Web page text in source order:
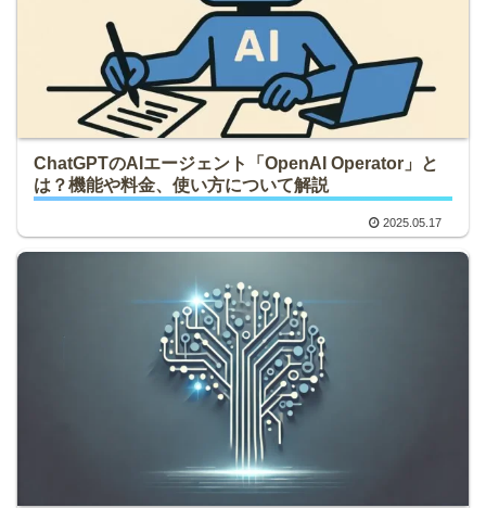
ChatGPTのAIエージェント「OpenAI Operator」と
は？機能や料金、使い方について解説
2025.05.17